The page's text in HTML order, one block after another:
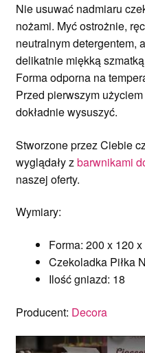
Nie usuwać nadmiaru
nożami. Myć ostrożnie,
neutralnym detergentem,
delikatnie miękką
Forma odporna na
Przed pierwszym
dokładnie wysuszyć.
Stworzone przez Ciebie
wyglądały zbarwnikami
naszej oferty.
Wymiary:
Forma: 200 x 120
Czekoladka Piłka
Ilość gniazd: 18
Producent: Decora